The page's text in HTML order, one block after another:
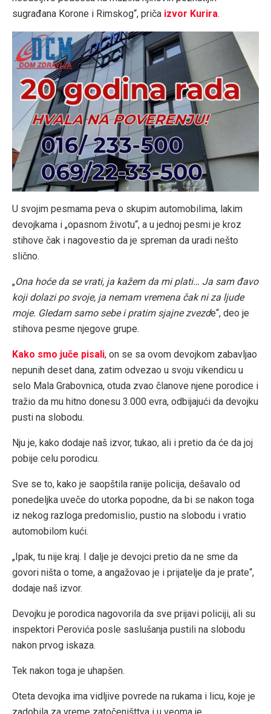
sugrađana Korone i Rimskog“, priča izvor Kurira.
U svojim pesmama peva o skupim automobilima, lakim
devojkama i „opasnom životu“, a u jednoj pesmi je kroz
stihove čak i nagovestio da je spreman da uradi nešto
slično.
„Ona hoće da se vrati, ja kažem da mi plati… Ja sam đavo
koji dolazi po svoje, ja nemam vremena čak ni za ljude
moje. Gledam samo sebe i pratim sjajne zvezde“, deo je
stihova pesme njegove grupe.
Kako smo juče pisali, on se sa ovom devojkom zabavljao
nepunih deset dana, zatim odvezao u svoju vikendicu u
selo Mala Grabovnica, otuda zvao članove njene porodice i
tražio da mu hitno donesu 3.000 evra, odbijajući da devojku
pusti na slobodu.
Nju je, kako dodaje naš izvor, tukao, ali i pretio da će da joj
pobije celu porodicu.
Sve se to, kako je saopštila ranije policija, dešavalo od
ponedeljka uveče do utorka popodne, da bi se nakon toga
iz nekog razloga predomislio, pustio na slobodu i vratio
automobilom kući.
„Ipak, tu nije kraj. I dalje je devojci pretio da ne sme da
govori ništa o tome, a angažovao je i prijatelje da je prate“,
dodaje naš izvor.
Devojku je porodica nagovorila da sve prijavi policiji, ali su
inspektori Perovića posle saslušanja pustili na slobodu
nakon prvog iskaza.
Tek nakon toga je uhapšen.
Oteta devojka ima vidljive povrede na rukama i licu, koje je